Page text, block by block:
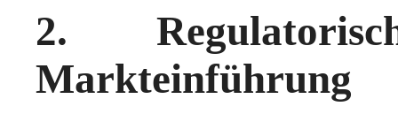
2.
Markteinführung